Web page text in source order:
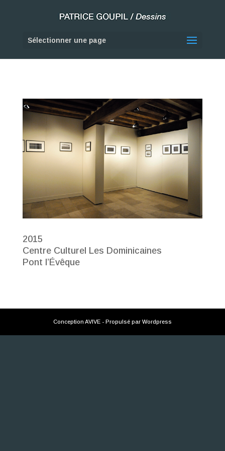
Sélectionner une page
2015
Centre Culturel Les Dominicaines
Pont l’Évêque
Conception AVIVE - Propulsé par Wordpress